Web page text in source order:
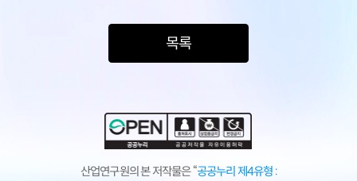
목록
산업연구원의 본 저작물은 “공공누리 제4유형 :